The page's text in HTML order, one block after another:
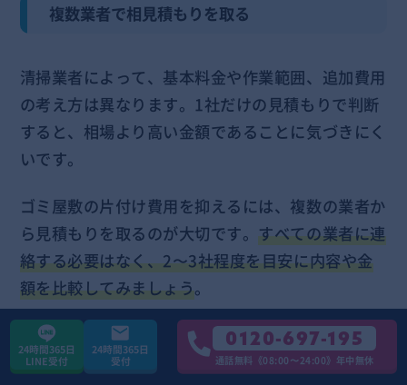
複数業者で相見積もりを取る
清掃業者によって、基本料金や作業範囲、追加費用
の考え方は異なります。1社だけの見積もりで判断
すると、相場より高い金額であることに気づきにく
いです。
ゴミ屋敷の片付け費用を抑えるには、複数の業者か
ら見積もりを取るのが大切です。すべての業者に連
絡する必要はなく、2〜3社程度を目安に内容や金
額を比較してみましょう。
また、見積もり時にあらかじめ予算を伝えておく
と、その金額内で対応できる作業内容を提案しても
24時間365日
LINE受付
24時間365日
受付
0120-697-195
通話無料《08:00〜24:00》年中無休